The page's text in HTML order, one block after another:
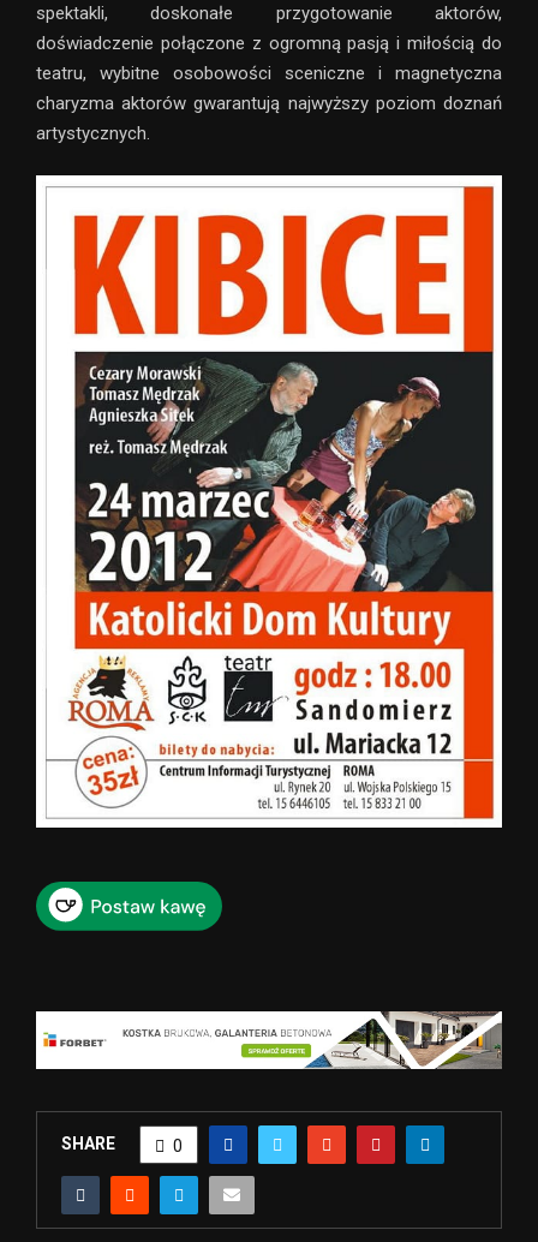
spektakli, doskonałe przygotowanie aktorów,
doświadczenie połączone z ogromną pasją i miłością do
teatru, wybitne osobowości sceniczne i magnetyczna
charyzma aktorów gwarantują najwyższy poziom doznań
artystycznych.
SHARE 0